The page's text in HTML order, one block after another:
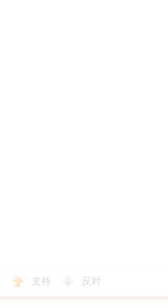
支持 反对